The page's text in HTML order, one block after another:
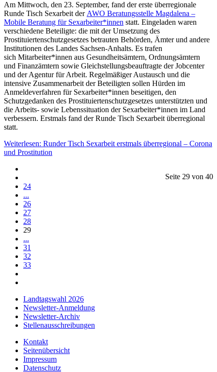
Am Mittwoch, den 23. September, fand der erste überregionale
Runde Tisch Sexarbeit der AWO Beratungsstelle Magdalena –
Mobile Beratung für Sexarbeiter*innen statt. Eingeladen waren
verschiedene Beteiligte: die mit der Umsetzung des
Prostituiertenschutzgesetzes betrauten Behörden, Ämter und andere
Institutionen des Landes Sachsen-Anhalts. Es trafen
sich Mitarbeiter*innen aus Gesundheitsämtern, Ordnungsämtern
und Finanzämtern sowie Gleichstellungsbeauftragte der Jobcenter
und der Agentur für Arbeit. Regelmäßiger Austausch und die
intensive Zusammenarbeit der Beteiligten sollen Hürden im
Anmeldeverfahren für Sexarbeiter*innen beseitigen, den
Schutzgedanken des Prostituiertenschutzgesetzes unterstützten und
die Arbeits- sowie Lebenssituation der Sexarbeiter*innen im Land
verbessern. Erstmals fand der Runde Tisch Sexarbeit überregional
statt.
Weiterlesen: Runder Tisch Sexarbeit erstmals überregional – Corona
und Prostitution
Seite 29 von 40
24
...
26
27
28
29
...
31
32
33
Landtagswahl 2026
Newsletter-Anmeldung
Newsletter-Archiv
Stellenausschreibungen
Kontakt
Seitenübersicht
Impressum
Datenschutz